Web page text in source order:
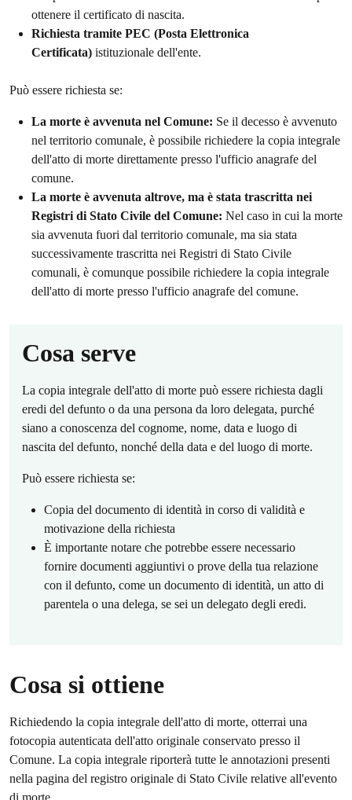
ottenere il certificato di nascita.
Richiesta tramite PEC (Posta Elettronica
Certificata) istituzionale dell'ente.
Può essere richiesta se:
La morte è avvenuta nel Comune: Se il decesso è avvenuto
nel territorio comunale, è possibile richiedere la copia integrale
dell'atto di morte direttamente presso l'ufficio anagrafe del
comune.
La morte è avvenuta altrove, ma è stata trascritta nei
Registri di Stato Civile del Comune: Nel caso in cui la morte
sia avvenuta fuori dal territorio comunale, ma sia stata
successivamente trascritta nei Registri di Stato Civile
comunali, è comunque possibile richiedere la copia integrale
dell'atto di morte presso l'ufficio anagrafe del comune.
Cosa serve
La copia integrale dell'atto di morte può essere richiesta dagli
eredi del defunto o da una persona da loro delegata, purché
siano a conoscenza del cognome, nome, data e luogo di
nascita del defunto, nonché della data e del luogo di morte.
Può essere richiesta se:
Copia del documento di identità in corso di validità e
motivazione della richiesta
È importante notare che potrebbe essere necessario
fornire documenti aggiuntivi o prove della tua relazione
con il defunto, come un documento di identità, un atto di
parentela o una delega, se sei un delegato degli eredi.
Cosa si ottiene
Richiedendo la copia integrale dell'atto di morte, otterrai una
fotocopia autenticata dell'atto originale conservato presso il
Comune. La copia integrale riporterà tutte le annotazioni presenti
nella pagina del registro originale di Stato Civile relative all'evento
di morte.